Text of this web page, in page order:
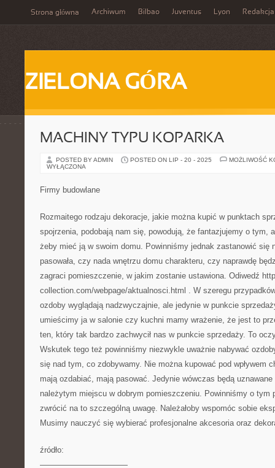
Strona główna Archiwum Bilbao Juventus Lyon Redakcja
ZIELONA GÓRA
MACHINY TYPU KOPARKA
POSTED BY ADMIN POSTED ON LIP - 20 - 2025
MOŻLIWOŚĆ
WYŁĄCZONA
Firmy budowlane
Rozmaitego rodzaju dekoracje, jakie można kupić w punktach
spojrzenia, podobają nam się, powodują, że fantazjujemy o tym,
żeby mieć ją w swoim domu. Powinniśmy jednak zastanowić się
pasowała, czy nada wnętrzu domu charakteru, czy naprawdę
zagraci pomieszczenie, w jakim zostanie ustawiona. Odiwedź
collection.com/webpage/aktualnosci.html . W szeregu
ozdoby wyglądają nadzwyczajnie, ale jedynie w punkcie
umieścimy ja w salonie czy kuchni mamy wrażenie, że jest to
ten, który tak bardzo zachwycił nas w punkcie sprzedaży. To
Wskutek tego też powinniśmy niezwykle uważnie nabywać
się nad tym, co zdobywamy. Nie można kupować pod wpływem
mają ozdabiać, mają pasować. Jedynie wówczas będą uznawane
należytym miejscu w dobrym pomieszczeniu. Powinniśmy o tym
zwrócić na to szczególną uwagę. Należałoby wspomóc sobie
Musimy nauczyć się wybierać profesjonalne akcesoria oraz
źródło:
———————————